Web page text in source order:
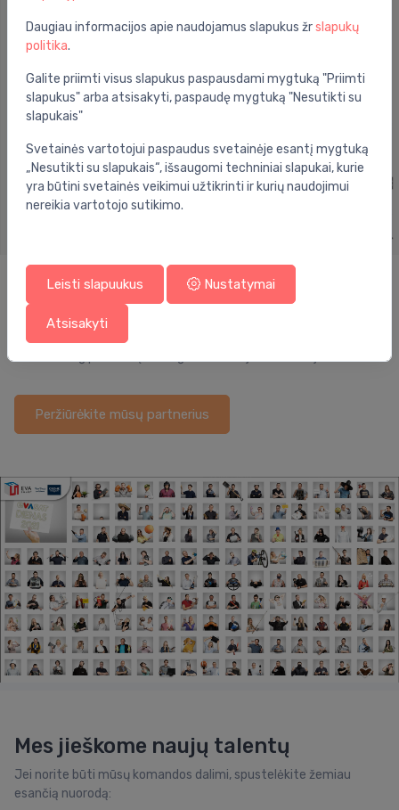
Mūsų Partneriai
Turime daug partnerių, kurie gali suteikti jums tai, ko jums reikia
Peržiūrėkite mūsų partnerius
Mes jieškome naujų talentų
Jei norite būti mūsų komandos dalimi, spustelėkite žemiau
esančią nuorodą:
Daugiau informacijos apie naudojamus slapukus žrslapukų
politika.
Galite priimti visus slapukus paspausdami mygtuką "Priimti
slapukus" arba atsisakyti, paspaudę mygtuką "Nesutikti su
slapukais"
Svetainės vartotojui paspaudus svetainėje esantį mygtuką
„Nesutikti su slapukais“, išsaugomi techniniai slapukai, kurie
yra būtini svetainės veikimui užtikrinti ir kurių naudojimui
nereikia vartotojo sutikimo.
Leisti slapuukus Nustatymai
Atsisakyti